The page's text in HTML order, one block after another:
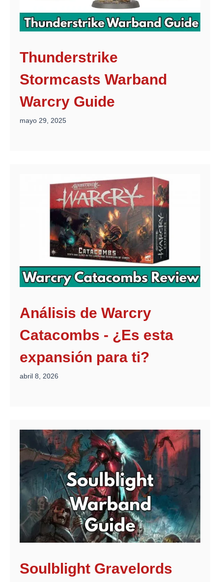
Thunderstrike
Stormcasts Warband
Warcry Guide
mayo 29, 2025
Análisis de Warcry
Catacombs - ¿Es esta
expansión para ti?
abril 8, 2026
Soulblight Gravelords